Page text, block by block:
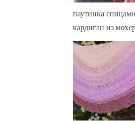
паутинка
кардиган из